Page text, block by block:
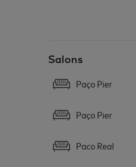
Salons
Paço Pier
Paço Pier
Paco Real